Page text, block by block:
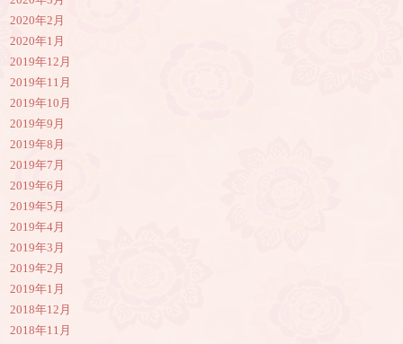
2020年2月
2020年1月
2019年12月
2019年11月
2019年10月
2019年9月
2019年8月
2019年7月
2019年6月
2019年5月
2019年4月
2019年3月
2019年2月
2019年1月
2018年12月
2018年11月